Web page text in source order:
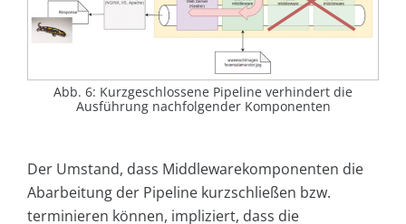
Abb. 6: Kurzgeschlossene Pipeline verhindert die
Ausführung nachfolgender Komponenten
Der Umstand, dass Middlewarekomponenten die
Abarbeitung der Pipeline kurzschließen bzw.
terminieren können, impliziert, dass die